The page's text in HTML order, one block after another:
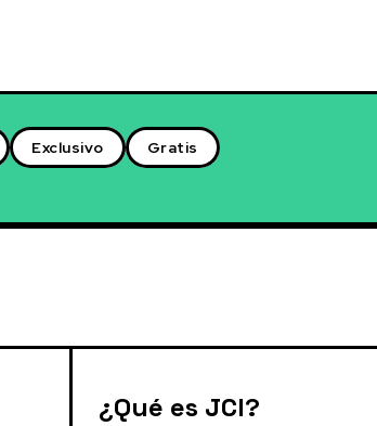
Exclusivo Gratis
¿Qué es JCI?